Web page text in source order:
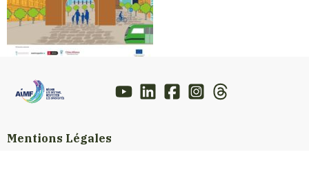
Mentions Légales